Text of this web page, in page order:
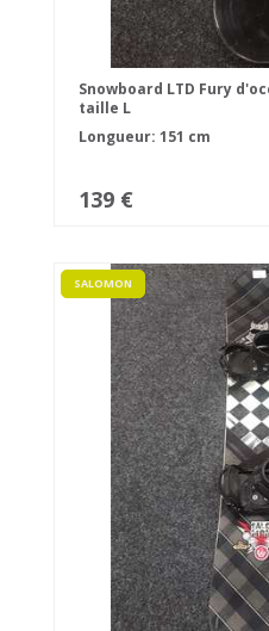
Snowboard LTD Fury
taille L
Longueur: 151 cm
139 €
SALOMON